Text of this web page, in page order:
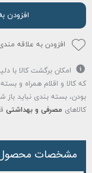
افزودن
افزودن به علاقه
امکان برگشت کالا با
که کالا و اقلام همراه و
بودن، بسته بندی نباید باز
کالاهای مصرفی و بهداشتی
مشخصات